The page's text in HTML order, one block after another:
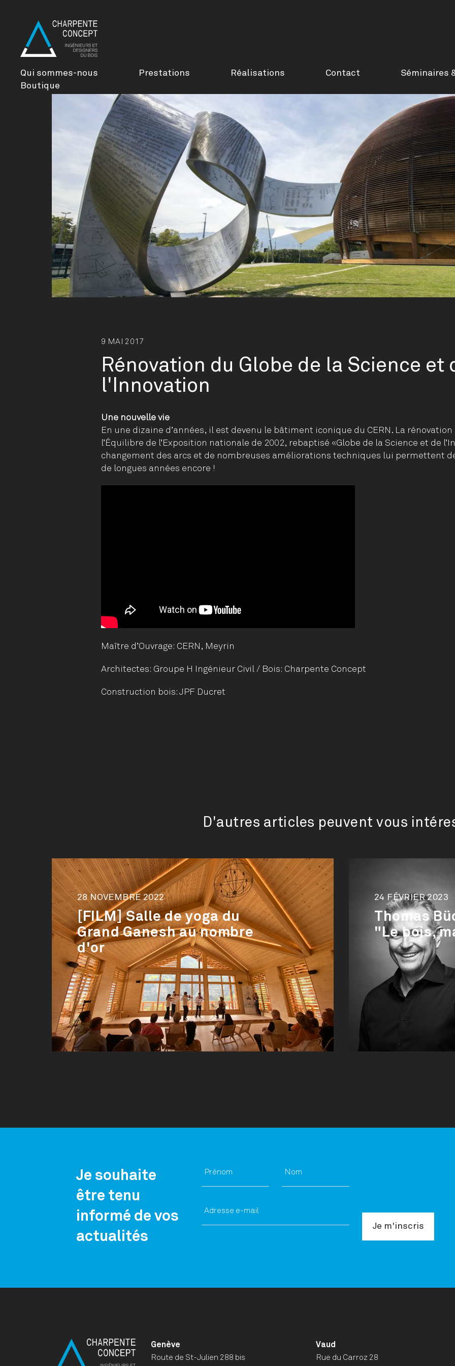
Qui sommes-nous Prestations Réalisations Contact
Séminaires
Boutique
9 MAI 2017
Rénovation du Globe de la Science et
l'Innovation
Une nouvelle vie
En une dizaine d’années, il est devenu le bâtiment iconique du CERN. La rénovation
l’Équilibre de l’Exposition nationale de 2002, rebaptisé «Globe de la Science et de
changement des arcs et de nombreuses améliorations techniques lui permettent
de longues années encore !
Maître d’Ouvrage: CERN, Meyrin
Architectes: Groupe H Ingénieur Civil / Bois: Charpente Concept
Construction bois: JPF Ducret
D'autres articles peuvent vous
28 NOVEMBRE 2022
[FILM] Salle de yoga du
Grand Ganesh au nombre
d'or
24 FÉVRIER 2023
Thomas
"Le bois,
Je souhaite
être tenu
informé de vos
actualités
Genève
Route de St-Julien 288 bis
Vaud
Rue du Carroz 28